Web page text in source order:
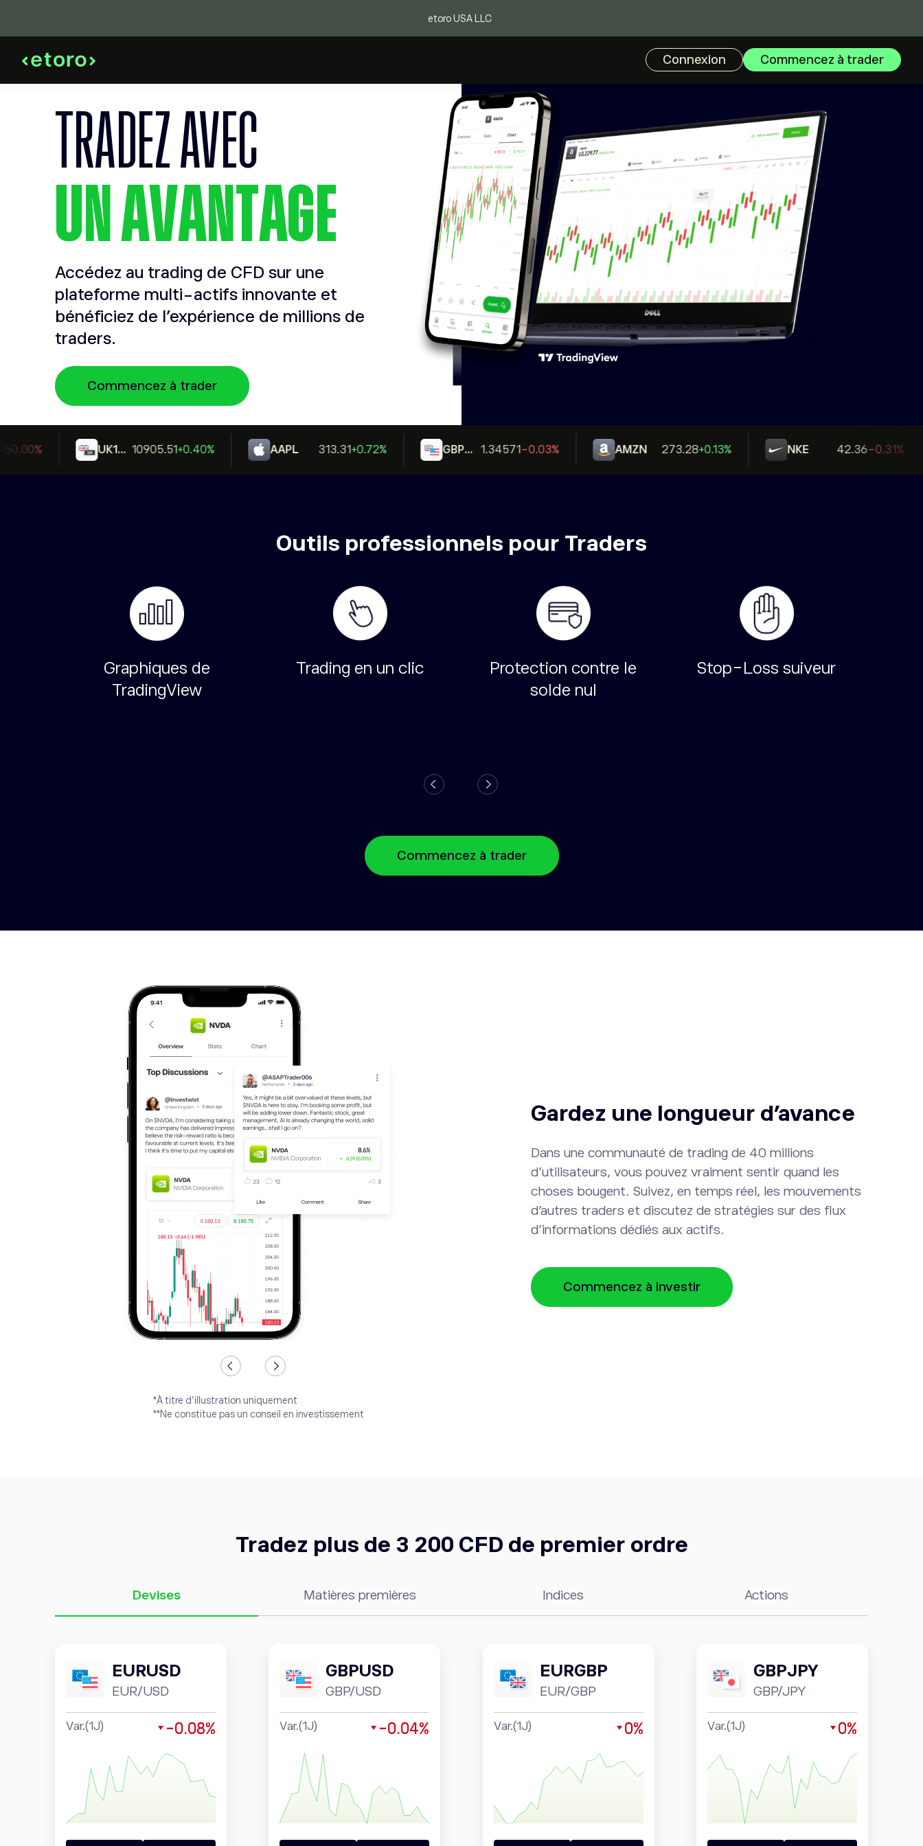
Connexion Commencez à trader
TRADEZ AVEC
UN AVANTAGE
Accédez au trading de CFD sur une
plateforme multi-actifs innovante et
bénéficiez de l'expérience de millions de
traders.
Commencez à trader
UK100 10905.51+0.40% AAPL 313.31+0.72% GBPUSD 1.34571-0.03% AMZN 273.28+0.13% NKE 42.36-0.31%
Outils professionnels pour Traders
Graphiques de
TradingView
Trading en un clic
Protection contre le
solde nul
Stop-Loss suiveur
Commencez à trader
Gardez une longueur d’avance
Dans une communauté de trading de 40 millions
d’utilisateurs, vous pouvez vraiment sentir quand les
choses bougent. Suivez, en temps réel, les mouvements
d’autres traders et discutez de stratégies sur des flux
d’informations dédiés aux actifs.
Commencez à investir
*À titre d’illustration uniquement
**Ne constitue pas un conseil en investissement
Tradez plus de 3 200 CFD de premier ordre
Devises Matières premières Indices Actions
EURUSD
EUR/USD
Var.(1J) -0.08%
GBPUSD
GBP/USD
Var.(1J) -0.04%
EURGBP
EUR/GBP
Var.(1J) 0%
GBPJPY
GBP/JPY
Var.(1J) 0%
etoro USA LLC